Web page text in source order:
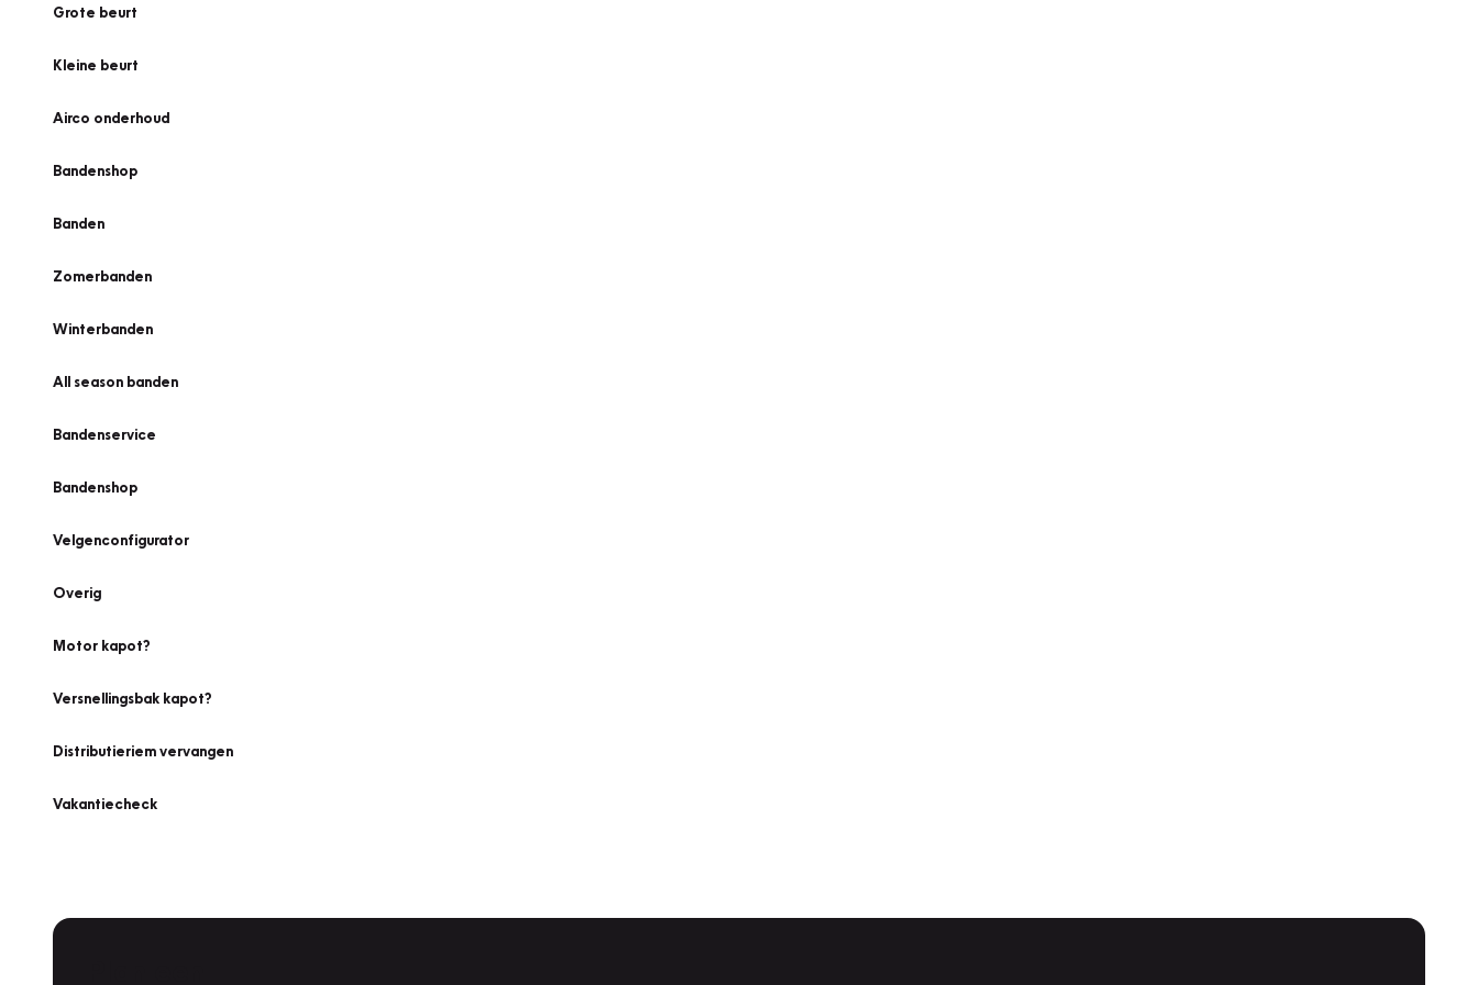
Grote beurt
Kleine beurt
Airco onderhoud
Bandenshop
Banden
Zomerbanden
Winterbanden
All season banden
Bandenservice
Bandenshop
Velgenconfigurator
Overig
Motor kapot?
Versnellingsbak kapot?
Distributieriem vervangen
Vakantiecheck